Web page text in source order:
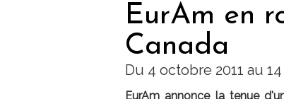
EurAm en
Canada
Du 4 octobre 2011 au
EurAm annonce la tenue